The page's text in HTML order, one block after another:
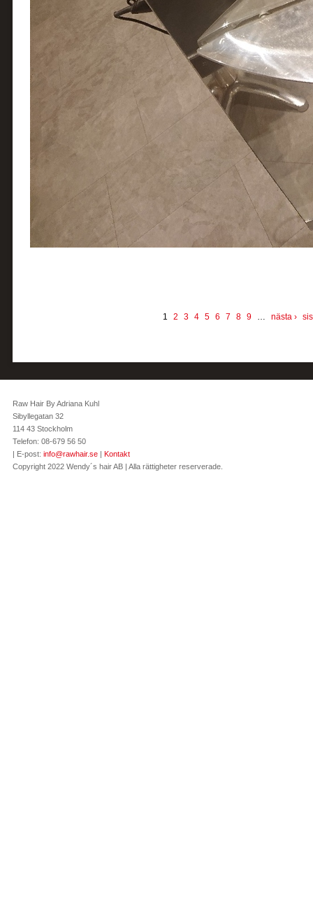
1 2 3 4 5 6 7 8 9 … nästa ›
Raw Hair By Adriana Kuhl
Sibyllegatan 32
114 43 Stockholm
Telefon: 08-679 56 50
| E-post: info@rawhair.se | Kontakt
Copyright 2022 Wendy´s hair AB | Alla rättigheter reserverade.